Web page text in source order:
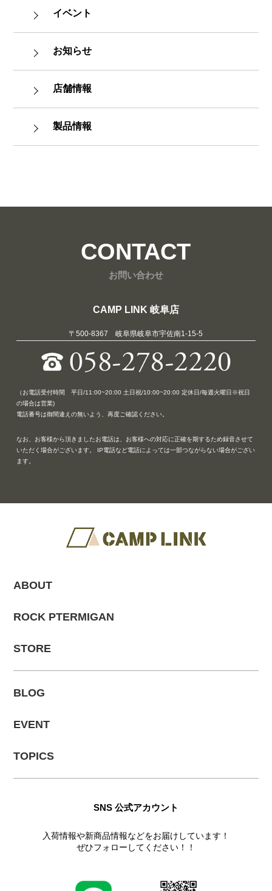
イベント
お知らせ
店舗情報
製品情報
CONTACT
お問い合わせ
CAMP LINK 岐阜店
〒500-8367 岐阜県岐阜市宇佐南1-15-5
（お電話受付時間 平日/11:00~20:00 土日祝/10:00~20:00 定休日/毎週火曜日※祝日
の場合は営業)
電話番号は御間違えの無いよう、再度ご確認ください。
なお、お客様から頂きましたお電話は、お客様への対応に正確を期するため録音させて
いただく場合がございます。 IP電話など電話によっては一部つながらない場合がござい
ます。
ABOUT
ROCK PTERMIGAN
STORE
BLOG
EVENT
TOPICS
SNS 公式アカウント
入荷情報や新商品情報などをお届けしています！
ぜひフォローしてください！！